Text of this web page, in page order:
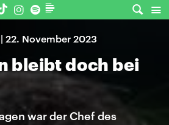
22. November 2023
bleibt doch bei
war der Chef des